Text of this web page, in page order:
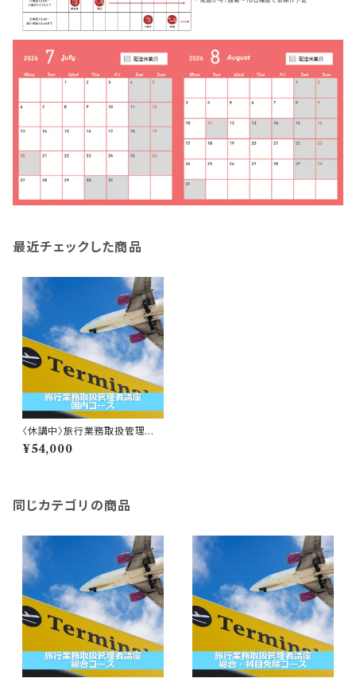
最近チェックした商品
〈休講中〉旅行業務取扱管理者
講座 国内コース
¥54,000
同じカテゴリの商品